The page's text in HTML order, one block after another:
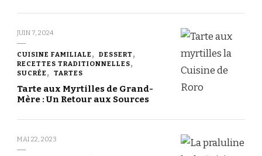
JUIN 7, 2024
CUISINE FAMILIALE
DESSERT
RECETTES TRADITIONNELLES
SUCRÉE
TARTES
Tarte aux Myrtilles de Grand-
Mère : Un Retour aux Sources
MAI 22, 2023